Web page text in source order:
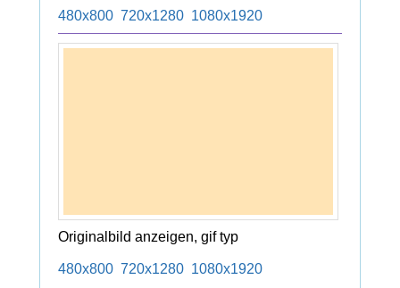
480x800 720x1280 1080x1920
Originalbild anzeigen, gif typ
480x800 720x1280 1080x1920